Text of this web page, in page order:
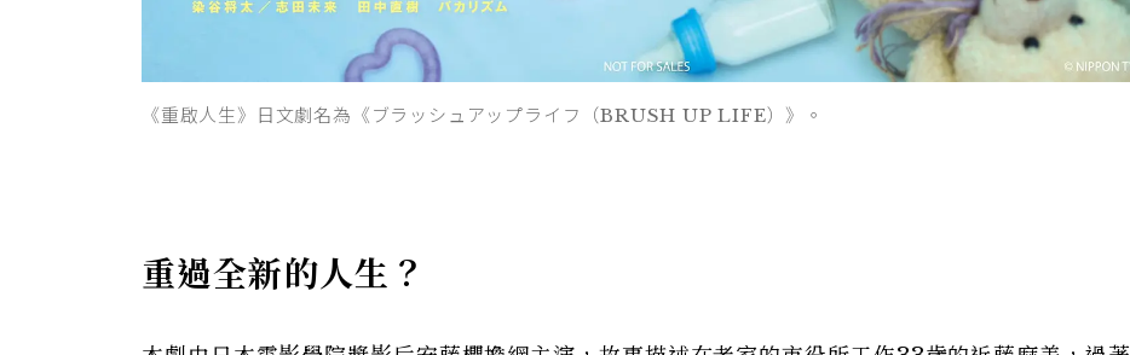
《重啟人生》日文劇名為《ブラッシュアップライフ（BRUSH UP LIFE）》。
重過全新的人生？